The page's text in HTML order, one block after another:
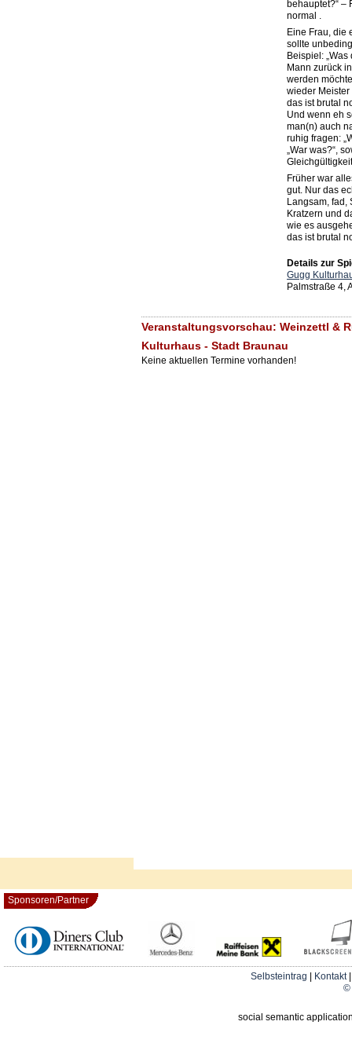
behauptet?“ –
normal .
Eine Frau, die
sollte
Beispiel:
Mann zurück
werden
wieder Meister
das ist brutal
Und wenn eh
man(n) auch
ruhig fragen:
„War was?“,
Früher war
gut. Nur das
Langsam, fad,
Kratzern und
wie es
das ist brutal
Details zur
Gugg
Palmstraße 4,
Veranstaltungsvorschau: Weinzettl &
Kulturhaus - Stadt Braunau
Keine aktuellen Termine vorhanden!
Sponsoren/Partner
Selbsteintrag Kontakt
©
social semantic